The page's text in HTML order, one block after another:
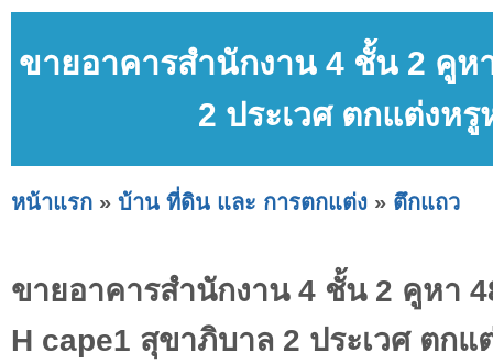
ขายอาคารสำนักงาน 4 ชั้น 2 คูห
2 ประเวศ ตกแต่งห
หน้าแรก » บ้าน ที่ดิน และ การตกแต่ง » ตึกแถว
ขายอาคารสำนักงาน 4 ชั้น 2 คูหา
H cape1 สุขาภิบาล 2 ประเวศ ตกแ